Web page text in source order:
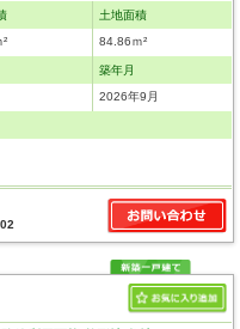
土地面積
84.86ｍ²
築年月
2026年9月